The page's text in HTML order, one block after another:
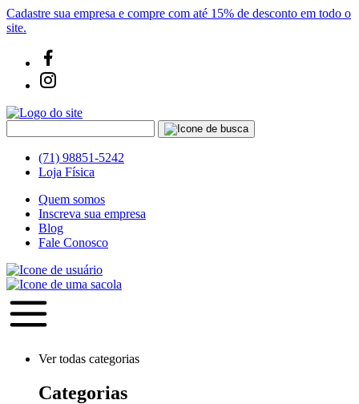
Cadastre sua empresa e compre com até 15% de desconto em todo o
site.
(71) 98851-5242
Loja Física
Quem somos
Inscreva sua empresa
Blog
Fale Conosco
Ver todas categorias
Categorias